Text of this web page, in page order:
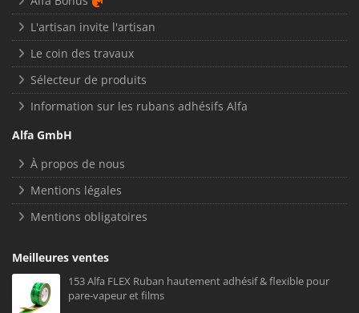
L'artisan invite l'artisan
Le coin des travaux
Sélecteur de produits
Information sur les rubans adhésifs Alfa
Alfa GmbH
À propos de nous
Mentions légales
Mentions obligatoires
Meilleures ventes
153 Alfa FLEX Ruban hautement adhésif & flexible pour
pare-vapeur et films